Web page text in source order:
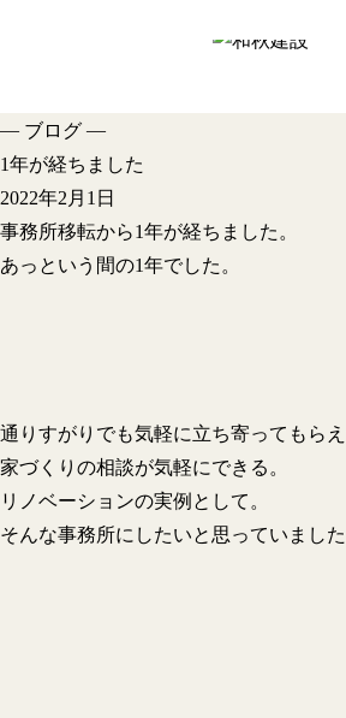
— ブログ —
1年が経ちました
2022年2月1日
事務所移転から1年が経ちました。
あっという間の1年でした。
通りすがりでも気軽に立ち寄ってもら
家づくりの相談が気軽にできる。
リノベーションの実例として。
そんな事務所にしたいと思っていまし